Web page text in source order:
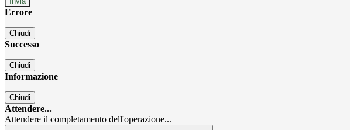
Errore
Chiudi
Successo
Chiudi
Informazione
Chiudi
Attendere...
Attendere il completamento dell'operazione...